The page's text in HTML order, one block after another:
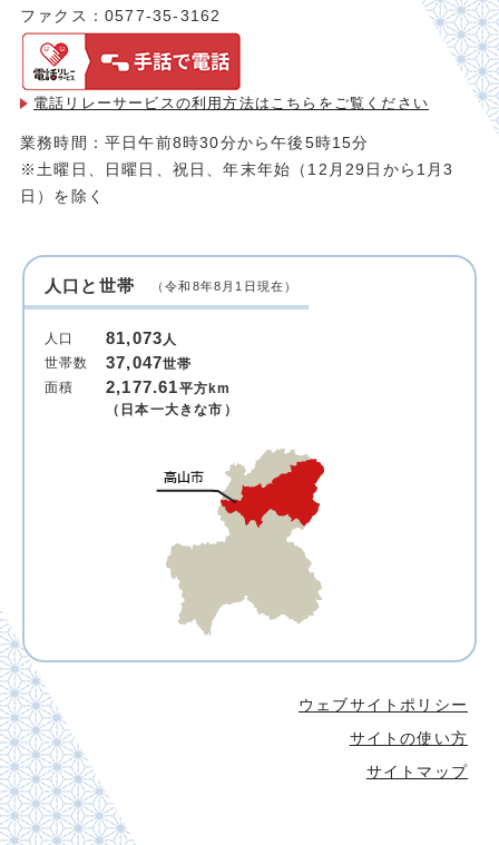
ファクス：0577-35-3162
電話リレーサービスの利用方法は こちらをご覧ください
業務時間：平日午前8時30分から午後5時15分
※土曜日、日曜日、祝日、年末年始（12月29日から1月3
日）を除く
人口と世帯 （令和8年8月1日現在）
人口 81,073人
世帯数
37,047世帯
面積
2,177.61平方km
（日本一大きな市）
ウェブサイトポリシー
サイトの使い方
サイトマップ